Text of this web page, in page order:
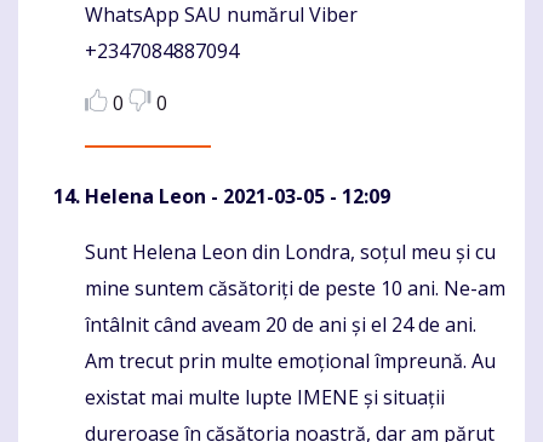
WhatsApp SAU numărul Viber
+2347084887094
0
0
Helena Leon - 2021-03-05 - 12:09
Komentaras
Sunt Helena Leon din Londra, soțul meu și cu
mine suntem căsătoriți de peste 10 ani. Ne-am
întâlnit când aveam 20 de ani și el 24 de ani.
Am trecut prin multe emoțional împreună. Au
existat mai multe lupte IMENE și situații
dureroase în căsătoria noastră, dar am părut